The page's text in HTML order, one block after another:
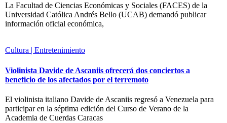
La Facultad de Ciencias Económicas y Sociales (FACES) de la
Universidad Católica Andrés Bello (UCAB) demandó publicar
información oficial económica,
Cultura | Entretenimiento
Violinista Davide de Ascaniis ofrecerá dos conciertos a
beneficio de los afectados por el terremoto
El violinista italiano Davide de Ascaniis regresó a Venezuela para
participar en la séptima edición del Curso de Verano de la
Academia de Cuerdas Caracas